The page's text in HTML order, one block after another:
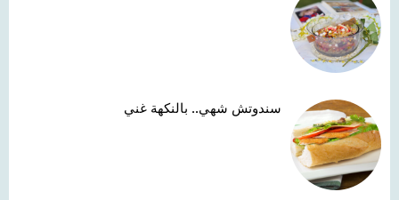
سندوتش شهي.. بالنكهة غني